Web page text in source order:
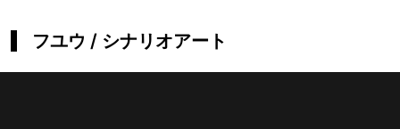
フユウ / シナリオアート